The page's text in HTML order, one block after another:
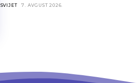
SVIJET 7. AVGUST 2026.